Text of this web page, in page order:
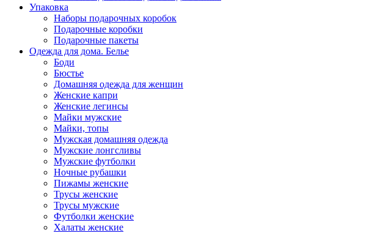
Упаковка
Наборы подарочных коробок
Подарочные коробки
Подарочные пакеты
Одежда для дома. Белье
Боди
Бюстье
Домашняя одежда для женщин
Женские капри
Женские легинсы
Майки мужские
Майки, топы
Мужская домашняя одежда
Мужские лонгсливы
Мужские футболки
Ночные рубашки
Пижамы женские
Трусы женские
Трусы мужские
Футболки женские
Халаты женские